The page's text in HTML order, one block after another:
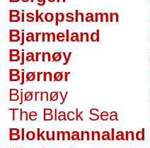
Biskopshamn
Bjarmeland
Bjarnøy
Bjørnør
Bjørnøy
The Black Sea
Blokumannaland